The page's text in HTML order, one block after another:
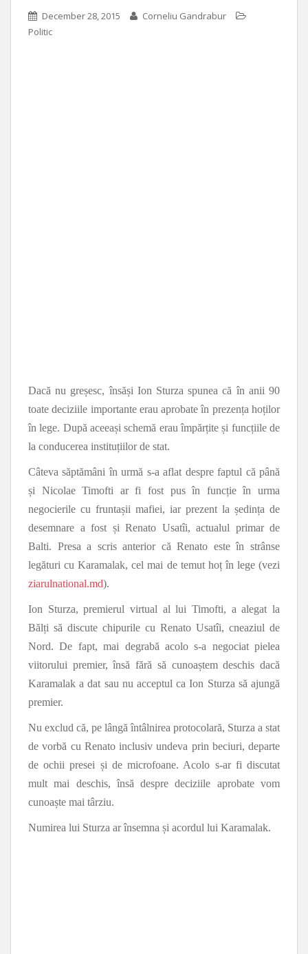
December 28, 2015
Corneliu Gandrabur
Politic
Dacă nu greșesc, însăși Ion Sturza spunea că în anii 90
toate deciziile importante erau aprobate în prezența hoților
în lege. După aceeași schemă erau împărțite și funcțiile de
la conducerea instituțiilor de stat.
Câteva săptămâni în urmă s-a aflat despre faptul că până
și Nicolae Timofti ar fi fost pus în funcție în urma
negocierile cu fruntașii mafiei, iar prezent la ședința de
desemnare a fost și Renato Usatîi, actualul primar de
Balti. Presa a scris anterior că Renato este în strânse
legături cu Karamalak, cel mai de temut hoț în lege (vezi
ziarulnational.md).
Ion Sturza, premierul virtual al lui Timofti, a alegat la
Bălți să discute chipurile cu Renato Usatîi, cneaziul de
Nord. De fapt, mai degrabă acolo s-a negociat pielea
viitorului premier, însă fără să cunoaștem deschis dacă
Karamalak a dat sau nu acceptul ca Ion Sturza să ajungă
premier.
Nu exclud că, pe lângă întâlnirea protocolară, Sturza a stat
de vorbă cu Renato inclusiv undeva prin beciuri, departe
de ochii presei și de microfoane. Acolo s-ar fi discutat
mult mai deschis, însă despre deciziile aprobate vom
cunoaște mai târziu.
Numirea lui Sturza ar însemna și acordul lui Karamalak.